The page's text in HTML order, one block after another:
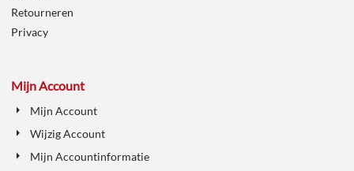
Retourneren
Privacy
Mijn Account
Mijn Account
Wijzig Account
Mijn Accountinformatie